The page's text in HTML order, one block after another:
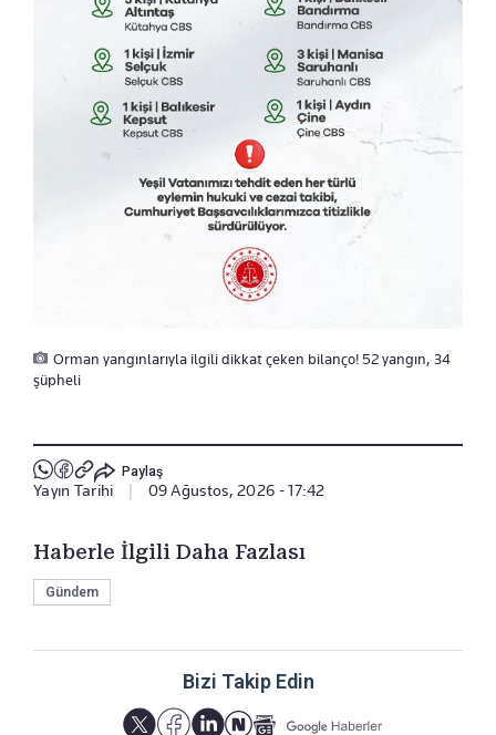
Orman yangınlarıyla ilgili dikkat çeken bilanço! 52 yangın, 34
şüpheli
Paylaş
Yayın Tarihi 09 Ağustos, 2026 - 17:42
Haberle İlgili Daha Fazlası
Gündem
Bizi Takip Edin